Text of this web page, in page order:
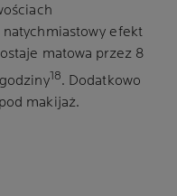
efekt
matowa przez 8
18. Dodatkowo
makijaż.